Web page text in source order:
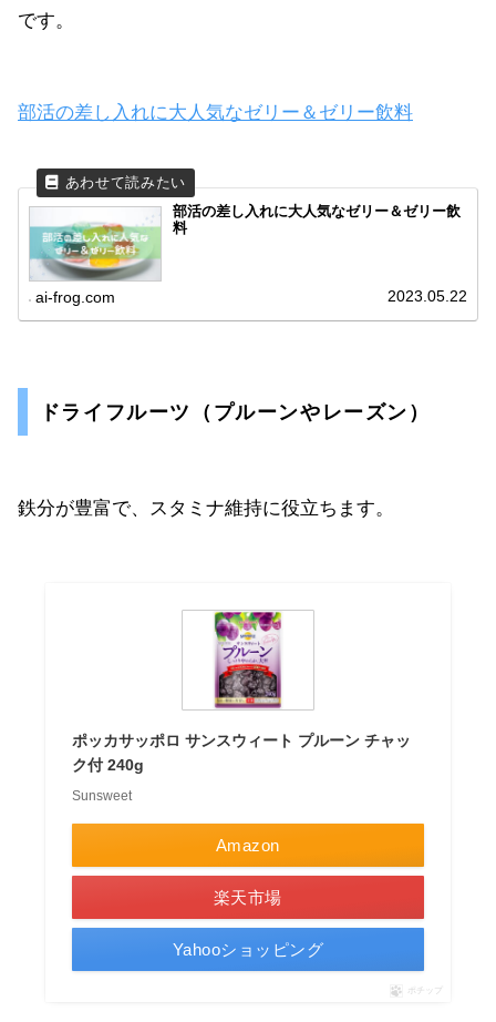
です。
部活の差し入れに大人気なゼリー＆ゼリー飲料
部活の差し入れに大人気なゼリー＆ゼリー飲
料
ai-frog.com 2023.05.22
ドライフルーツ（プルーンやレーズン）
鉄分が豊富で、スタミナ維持に役立ちます。
ポッカサッポロ サンスウィート プルーン チャッ
ク付 240g
Sunsweet
Amazon
楽天市場
Yahooショッピング
ポチップ